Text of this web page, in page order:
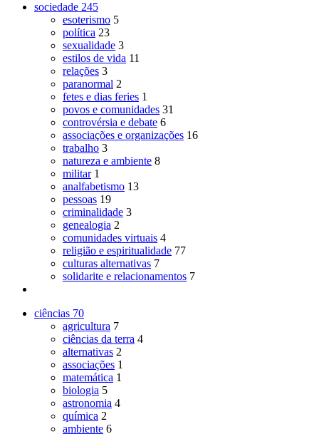
sociedade 245
esoterismo 5
política 23
sexualidade 3
estilos de vida 11
relações 3
paranormal 2
fetes e dias feries 1
povos e comunidades 31
controvérsia e debate 6
associações e organizações 16
trabalho 3
natureza e ambiente 8
militar 1
analfabetismo 13
pessoas 19
criminalidade 3
genealogia 2
comunidades virtuais 4
religião e espiritualidade 77
culturas alternativas 7
solidarite e relacionamentos 7
ciências 70
agricultura 7
ciências da terra 4
alternativas 2
associações 1
matemática 1
biologia 5
astronomia 4
química 2
ambiente 6